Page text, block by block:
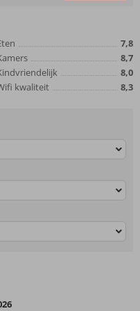
7,8
8,7
8,0
kwaliteit
8,3